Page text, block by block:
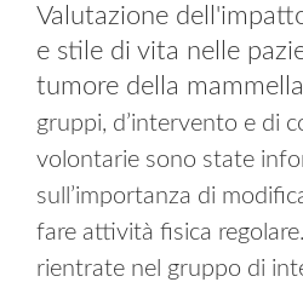
Valutazione
e stile di vita nelle
tumore della
gruppi, d’intervento e di
volontarie sono state
sull’importanza di
fare attività fisica
rientrate nel gruppo di